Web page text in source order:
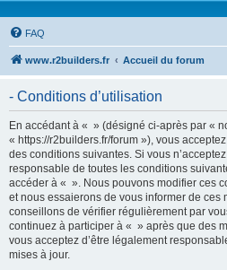
FAQ
www.r2builders.fr Accueil du forum
- Conditions d’utilisation
En accédant à « » (désigné ci-après par «
« https://r2builders.fr/forum »), vous
des conditions suivantes. Si vous
responsable de toutes les conditions
accéder à « ». Nous pouvons modifier ces
et nous essaierons de vous informer de ces
conseillons de vérifier régulièrement par
continuez à participer à « » après que des
vous acceptez d’être légalement
mises à jour.